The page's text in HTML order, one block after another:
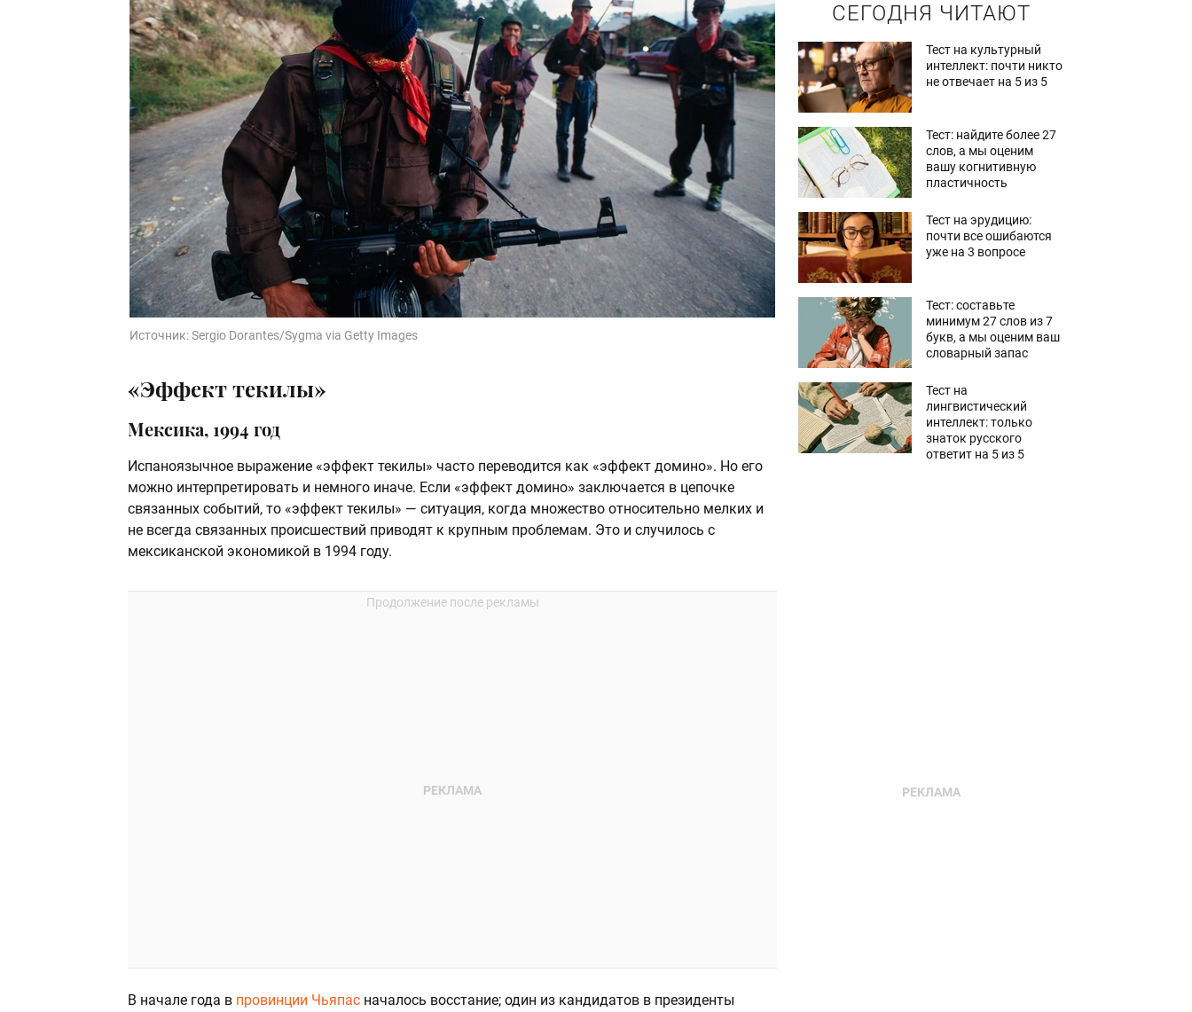
Источник:Sergio Dorantes/Sygma via Getty Images
«Эффект текилы»
Мексика, 1994 год
Испаноязычное выражение «эффект текилы» часто переводится как «эффект домино». Но его
можно интерпретировать и немного иначе. Если «эффект домино» заключается в цепочке
связанных событий, то «эффект текилы» — ситуация, когда множество относительно мелких и
не всегда связанных происшествий приводят к крупным проблемам. Это и случилось с
мексиканской экономикой в 1994 году.
В начале года в провинции Чьяпас началось восстание; один из кандидатов в президенты
СЕГОДНЯ ЧИТАЮТ
Тест на культурный
интеллект: почти никто
не отвечает на 5 из 5
Тест: найдите более 27
слов, а мы оценим
вашу когнитивную
пластичность
Тест на эрудицию:
почти все ошибаются
уже на 3 вопросе
Тест: составьте
минимум 27 слов из 7
букв, а мы оценим ваш
словарный запас
Тест на
лингвистический
интеллект: только
знаток русского
ответит на 5 из 5